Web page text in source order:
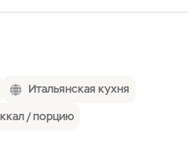
Итальянская кухня
/ порцию